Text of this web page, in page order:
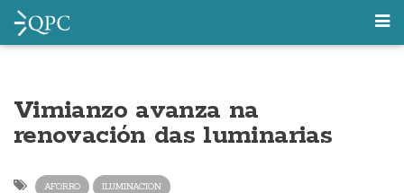
Vimianzo avanza na
renovación das luminarias
AFORRO ILUMINACION